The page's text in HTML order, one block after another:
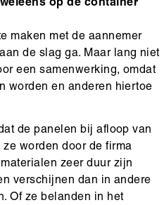
op de container
maken met de aannemer
de slag ga. Maar lang niet
een samenwerking, omdat
worden en anderen hiertoe
de panelen bij afloop van
worden door de firma
zeer duur zijn
verschijnen dan in andere
Of ze belanden in het